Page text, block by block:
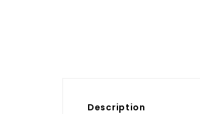
Description